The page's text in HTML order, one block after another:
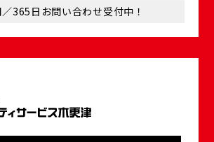
365⽇お問い合わせ受付中！